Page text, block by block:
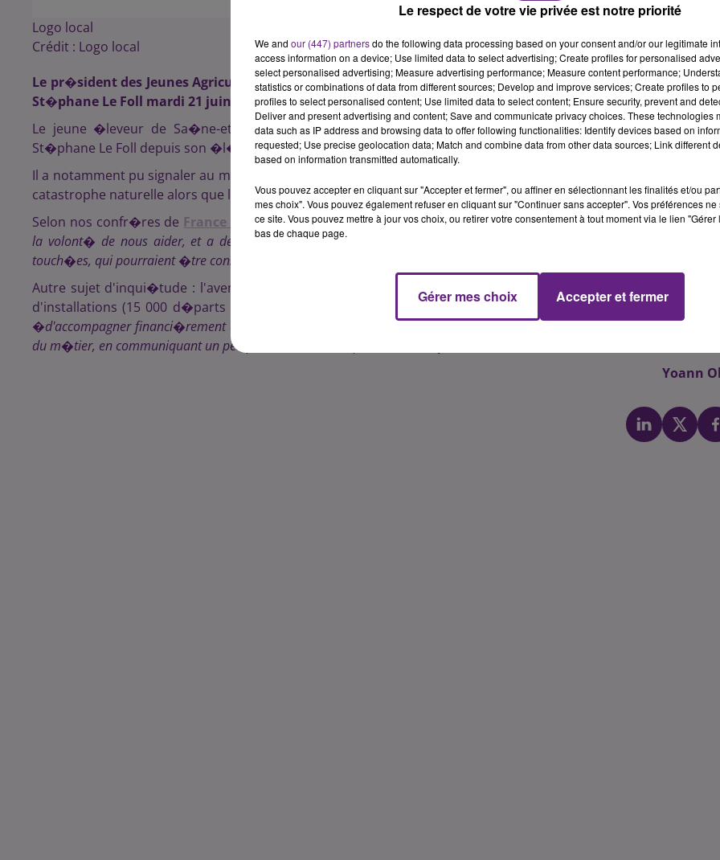
Logo local
Crédit : Logo local
Le pr�sident des Jeunes Agriculteurs de Bourgogne J�r�my Decerle a rencontr� le ministre de
St�phane Le Foll mardi 21 juin pour aborder notamment avec lui le dossier des int�mperies sur la r�gion.
Le jeune �leveur de Sa�ne-et-Loire est semble t-il sorti heureux de cette premi�re prise de contact
St�phane Le Foll depuis son �l�ction � la t�te des JA de Bourgogne.
Il a notamment pu signaler au ministre que la C�te-d'Or et la Sa�ne-et-Loire n'avaient pas �t� mises en �tat
catastrophe naturelle alors que les intemp�ries ont �galement eu un impact sur les r�coltes.
Selon nos confr�res de France Bleu Bourgogne,le pr�sident bourguignon a confirm� que �le minist�re a
la volont� de nous aider, et a demand� d'ailleurs � tous les pr�fets de faire remonter les communes qui ont
touch�es, qui pourraient �tre consid�r�es en catastrophe naturelle
Autre sujet d'inqui�tude : l'avenir de la profession, alors qu'il y a aujourd'hui plus de d�parts � la retraite
d'installations (15 000 d�parts contre 10 000 installations en 2015). J�r�mie Decerle a demand� aux
�d'accompagner financi�rement et humainement les jeunes qui souhaitent s'installer. Mais il faut aussi faire la
du m�tier, en communiquant un peu plus sur ses atouts pour attirer les jeunes.
Yoann
Le respect de votre vie privée est notre priorité
We and our (447) partnersdo the following data processing based on your consent and/or our legitimate
access information on a device; Use limited data to select advertising; Create profiles for personalised
select personalised advertising; Measure advertising performance; Measure content performance;
statistics or combinations of data from different sources; Develop and improve services; Create profiles to
profiles to select personalised content; Use limited data to select content; Ensure security, prevent and
Deliver and present advertising and content; Save and communicate privacy choices. These technologies
data such as IP address and browsing data to offer following functionalities: Identify devices based on
requested; Use precise geolocation data; Match and combine data from other data sources; Link different
based on information transmitted automatically.
Vous pouvez accepter en cliquant sur "Accepter et fermer", ou affiner en sélectionnant les finalités et/ou
mes choix". Vous pouvez également refuser en cliquant sur "Continuer sans accepter". Vos préférences
ce site. Vous pouvez mettre à jour vos choix, ou retirer votre consentement à tout moment via le lien
bas de chaque page.
Gérer mes choix Accepter et fermer